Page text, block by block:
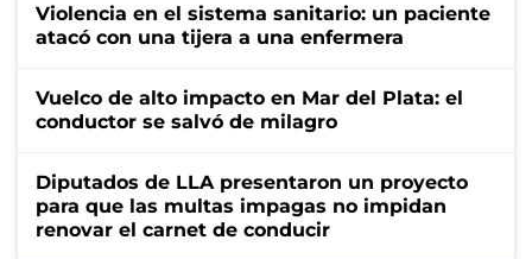
Violencia en el sistema sanitario: un paciente
atacó con una tijera a una enfermera
Vuelco de alto impacto en Mar del Plata: el
conductor se salvó de milagro
Diputados de LLA presentaron un proyecto
para que las multas impagas no impidan
renovar el carnet de conducir